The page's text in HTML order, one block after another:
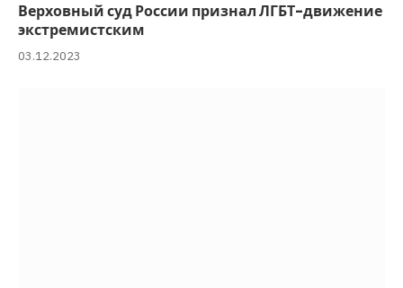
Верховный суд России признал ЛГБТ-движение
экстремистским
03.12.2023